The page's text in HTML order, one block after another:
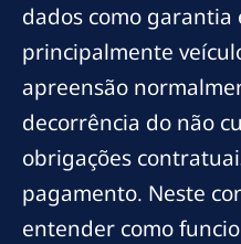
dados como garantia
principalmente
apreensão
decorrência do não
obrigações
pagamento. Neste
entender como